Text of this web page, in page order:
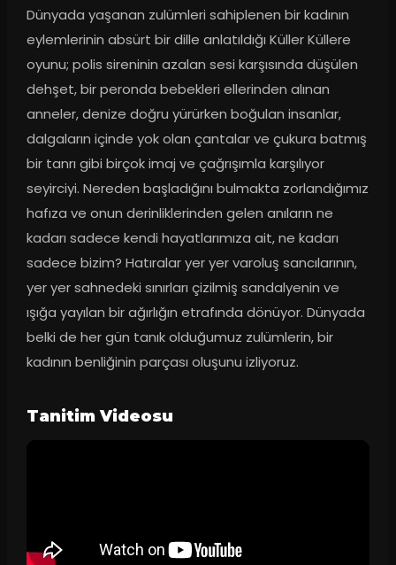
Dünyada yaşanan zulümleri sahiplenen bir kadının
eylemlerinin absürt bir dille anlatıldığı Küller Küllere
oyunu; polis sireninin azalan sesi karşısında düşülen
dehşet, bir peronda bebekleri ellerinden alınan
anneler, denize doğru yürürken boğulan insanlar,
dalgaların içinde yok olan çantalar ve çukura batmış
bir tanrı gibi birçok imaj ve çağrışımla karşılıyor
seyirciyi. Nereden başladığını bulmakta zorlandığımız
hafıza ve onun derinliklerinden gelen anıların ne
kadarı sadece kendi hayatlarımıza ait, ne kadarı
sadece bizim? Hatıralar yer yer varoluş sancılarının,
yer yer sahnedeki sınırları çizilmiş sandalyenin ve
ışığa yayılan bir ağırlığın etrafında dönüyor. Dünyada
belki de her gün tanık olduğumuz zulümlerin, bir
kadının benliğinin parçası oluşunu izliyoruz.
Tanitim Videosu